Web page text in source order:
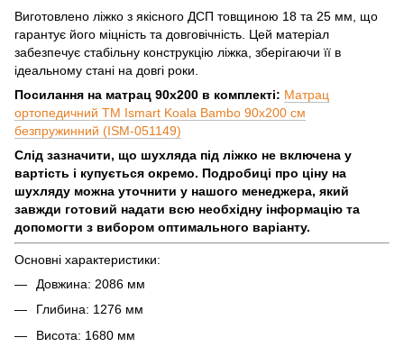
Виготовлено ліжко з якісного ДСП товщиною 18 та 25 мм, що
гарантує його міцність та довговічність. Цей матеріал
забезпечує стабільну конструкцію ліжка, зберігаючи її в
ідеальному стані на довгі роки.
Посилання на матрац 90x200 в комплекті: Матрац
ортопедичний ТМ Ismart Koala Bambo 90х200 см
безпружинний (ISM-051149)
Слід зазначити, що шухляда під ліжко не включена у
вартість і купується окремо. Подробиці про ціну на
шухляду можна уточнити у нашого менеджера, який
завжди готовий надати всю необхідну інформацію та
допомогти з вибором оптимального варіанту.
Основні характеристики:
Довжина: 2086 мм
Глибина: 1276 мм
Висота: 1680 мм